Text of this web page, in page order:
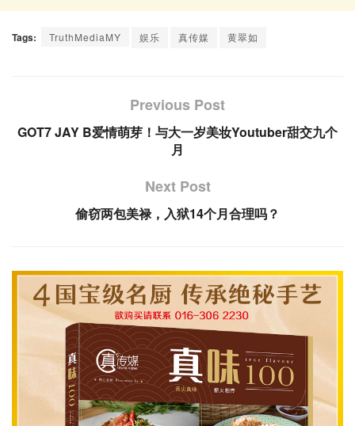
Tags: TruthMediaMY 娱乐 真传媒 黄翠如
Previous Post
GOT7 JAY B爱情萌芽！与大一岁美妆Youtuber甜交九个
月
Next Post
偷窃两包美禄，入狱14个月合理吗？